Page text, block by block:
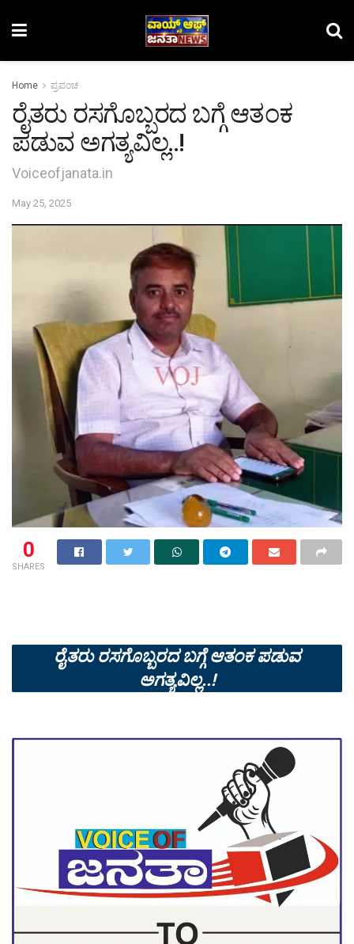
Home ಪ್ರಪಂಚ
ರೈತರು ರಸಗೊಬ್ಬರದ ಬಗ್ಗೆ ಆತಂಕ
ಪಡುವ ಅಗತ್ಯವಿಲ್ಲ..!
Voiceofjanata.in
May 25, 2025
0
SHARES
ರೈತರು ರಸಗೊಬ್ಬರದ ಬಗ್ಗೆ ಆತಂಕ ಪಡುವ
ಅಗತ್ಯವಿಲ್ಲ..!